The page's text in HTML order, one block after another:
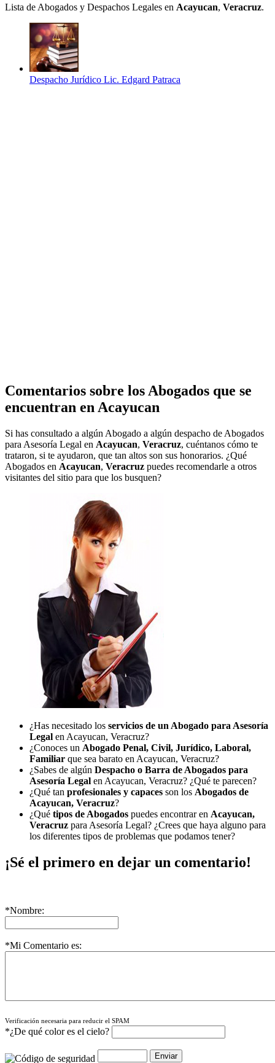
Lista de Abogados y Despachos Legales en Acayucan, Veracruz.
Despacho Jurídico Lic. Edgard Patraca
Comentarios sobre los Abogados que se
encuentran en Acayucan
Si has consultado a algún Abogado a algún despacho de Abogados
para Asesoría Legal en Acayucan, Veracruz, cuéntanos cómo te
trataron, si te ayudaron, que tan altos son sus honorarios. ¿Qué
Abogados en Acayucan, Veracruz puedes recomendarle a otros
visitantes del sitio para que los busquen?
¿Has necesitado los servicios de un Abogado para Asesoría
Legal en Acayucan, Veracruz?
¿Conoces un Abogado Penal, Civil, Jurídico, Laboral,
Familiar que sea barato en Acayucan, Veracruz?
¿Sabes de algún Despacho o Barra de Abogados para
Asesoría Legal en Acayucan, Veracruz? ¿Qué te parecen?
¿Qué tan profesionales y capaces son los Abogados de
Acayucan, Veracruz?
¿Qué tipos de Abogados puedes encontrar en Acayucan,
Veracruz para Asesoría Legal? ¿Crees que haya alguno para
los diferentes tipos de problemas que podamos tener?
¡Sé el primero en dejar un comentario!
*Nombre:
*Mi Comentario es:
Verificación necesaria para reducir el SPAM
*¿De qué color es el cielo?